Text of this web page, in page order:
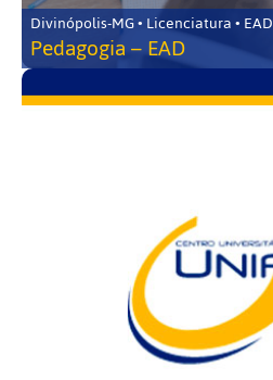
Divinópolis-MG • Licenciatura • EAD
Pedagogia – EAD